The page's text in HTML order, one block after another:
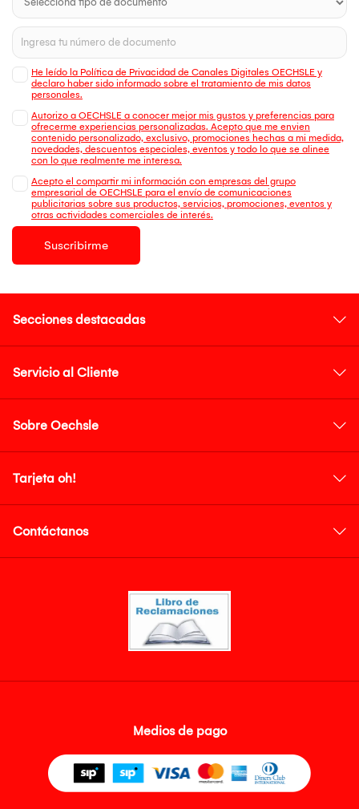
He leído la Política de Privacidad de Canales Digitales OECHSLE y
declaro haber sido informado sobre el tratamiento de mis datos
personales.
Autorizo a OECHSLE a conocer mejor mis gustos y preferencias para
ofrecerme experiencias personalizadas. Acepto que me envien
contenido personalizado, exclusivo, promociones hechas a mi medida,
novedades, descuentos especiales, eventos y todo lo que se alinee
con lo que realmente me interesa.
Acepto el compartir mi información con empresas del grupo
empresarial de OECHSLE para el envío de comunicaciones
publicitarias sobre sus productos, servicios, promociones, eventos y
otras actividades comerciales de interés.
Suscribirme
Secciones destacadas
Servicio al Cliente
Sobre Oechsle
Tarjeta oh!
Contáctanos
Medios de pago